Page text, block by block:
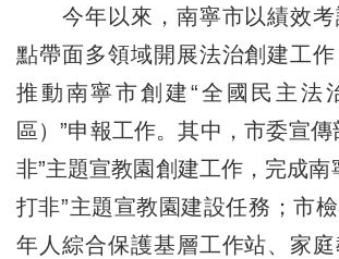
今年以來，南寧市以績效考
點帶面多領域開展法治創建工
推動南寧市創建“全國民主法
區）”申報工作。其中，市委宣傳
非”主題宣教園創建工作，完成南
打非”主題宣教園建設任務；市
年人綜合保護基層工作站、家